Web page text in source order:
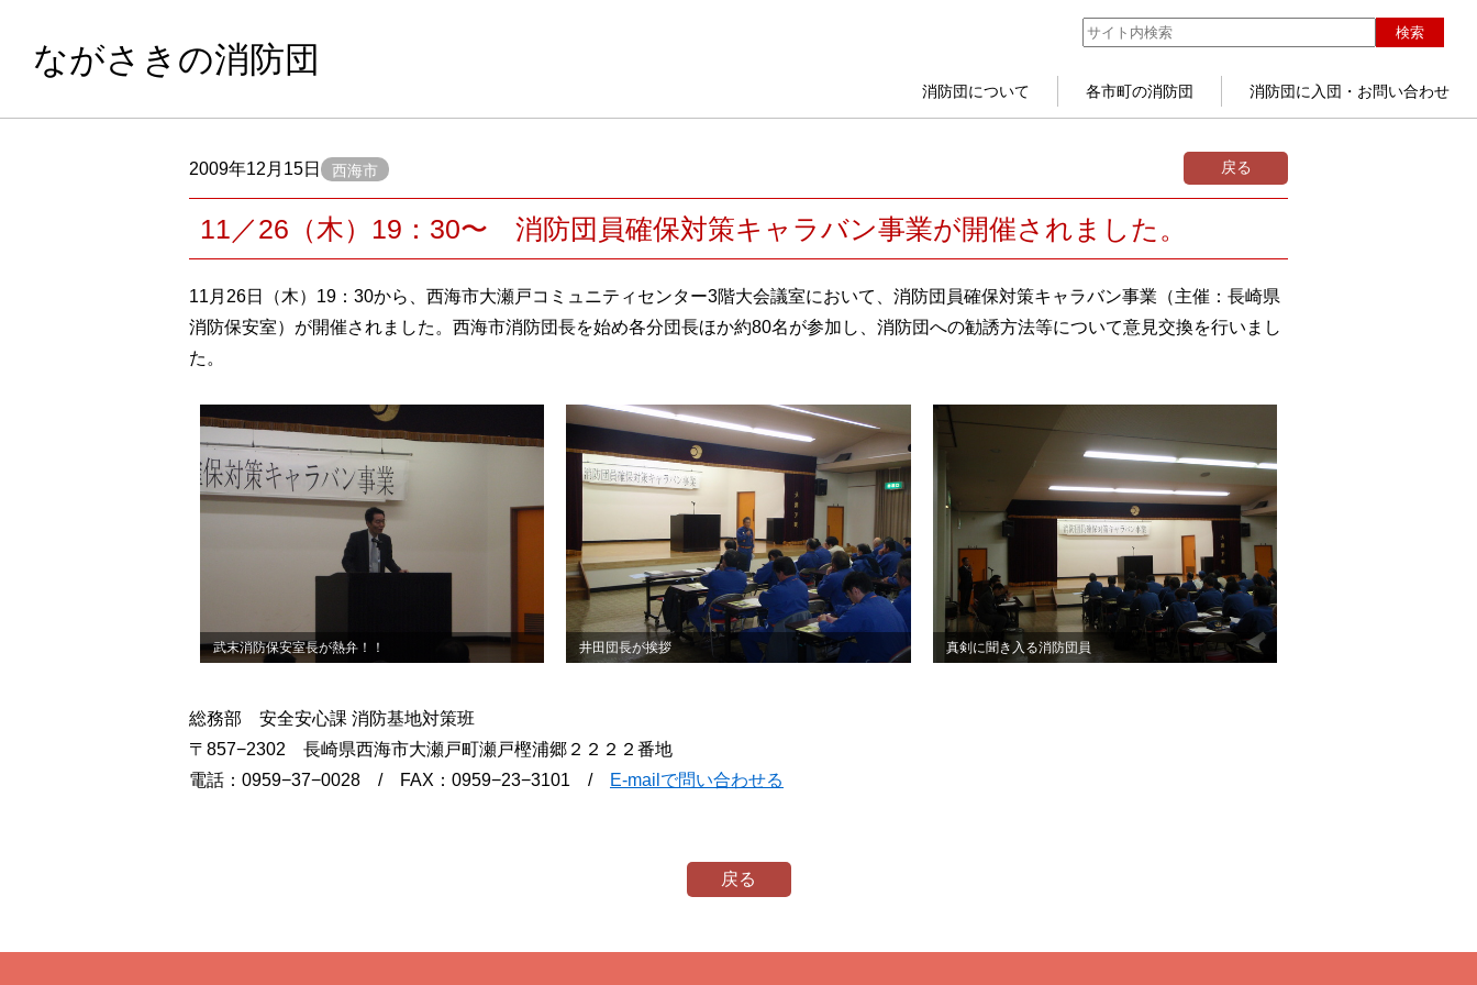
ながさきの消防団
検索
消防団について 各市町の消防団 消防団に入団・お問い合わせ
2009年12月15日 西海市 戻る
11／26（木）19：30〜 消防団員確保対策キャラバン事業が開催されました。
11月26日（木）19：30から、西海市大瀬戸コミュニティセンター3階大会議室において、消防団員確保対策キャラバン事業（主催：長崎県
消防保安室）が開催されました。西海市消防団長を始め各分団長ほか約80名が参加し、消防団への勧誘方法等について意見交換を行いまし
た。
武末消防保安室長が熱弁！！ 井田団長が挨拶 真剣に聞き入る消防団員
総務部 安全安心課 消防基地対策班
〒857−2302 長崎県西海市大瀬戸町瀬戸樫浦郷２２２２番地
電話：0959−37−0028 / FAX：0959−23−3101 /
E-mailで問い合わせる
戻る